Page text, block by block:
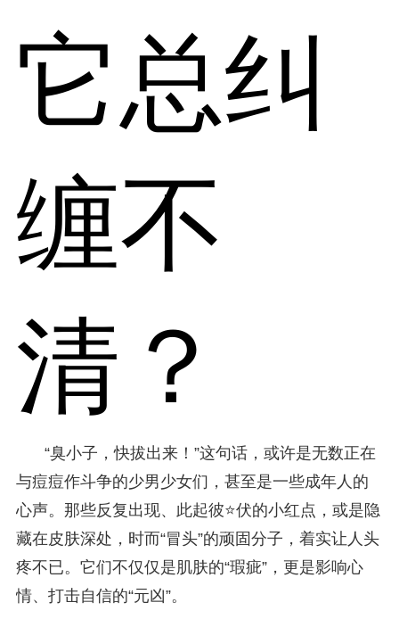
它总纠
缠不
清？
“臭小子，快拔出来！”这句话，或许是无数正在
与痘痘作斗争的少男少女们，甚至是一些成年人的
心声。那些反复出现、此起彼⭐伏的小红点，或是隐
藏在皮肤深处，时而“冒头”的顽固分子，着实让人头
疼不已。它们不仅仅是肌肤的“瑕疵”，更是影响心
情、打击自信的“元凶”。